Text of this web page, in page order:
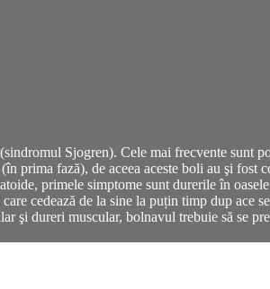
Sjogren). Cele mai frecvente sunt
prima fază), de aceea aceste boli au şi fost
primele simptome sunt durerile în
cedează de la sine la puțin timp dup ace
şi dureri muscular, bolnavul trebuie să se